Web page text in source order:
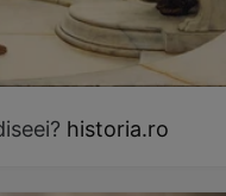
historia.ro